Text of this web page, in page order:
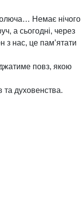
Немає нічого
а сьогодні, через
з нас, це пам’ятати
повз, якою
та духовенства.